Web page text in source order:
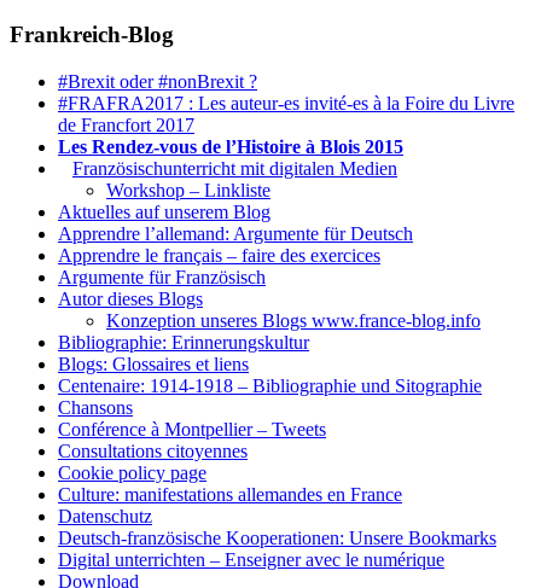
Frankreich-Blog
#Brexit oder #nonBrexit ?
#FRAFRA2017 : Les auteur-es invité-es à la Foire du Livre
de Francfort 2017
Les Rendez-vous de l’Histoire à Blois 2015
Französischunterricht mit digitalen Medien
Workshop – Linkliste
Aktuelles auf unserem Blog
Apprendre l’allemand: Argumente für Deutsch
Apprendre le français – faire des exercices
Argumente für Französisch
Autor dieses Blogs
Konzeption unseres Blogs www.france-blog.info
Bibliographie: Erinnerungskultur
Blogs: Glossaires et liens
Centenaire: 1914-1918 – Bibliographie und Sitographie
Chansons
Conférence à Montpellier – Tweets
Consultations citoyennes
Cookie policy page
Culture: manifestations allemandes en France
Datenschutz
Deutsch-französische Kooperationen: Unsere Bookmarks
Digital unterrichten – Enseigner avec le numérique
Download